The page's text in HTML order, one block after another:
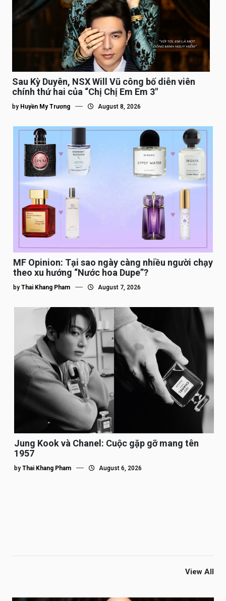
Sau Kỳ Duyên, NSX Will Vũ công bố diễn viên
chính thứ hai của “Chị Chị Em Em 3″
by Huyền My Trương August 8, 2026
MF Opinion: Tại sao ngày càng nhiều người chạy
theo xu hướng “Nước hoa Dupe”?
by Thai Khang Pham August 7, 2026
Jung Kook và Chanel: Cuộc gặp gỡ mang tên
1957
by Thai Khang Pham August 6, 2026
View All